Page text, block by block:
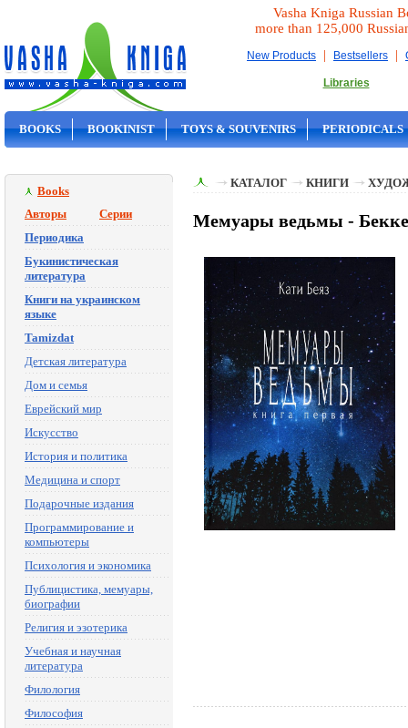
Vasha Kniga Russian
more than 125,000
New Products | Bestsellers |
Libraries
BOOKS BOOKINIST TOYS & SOUVENIRS PERIODICALS
Books
Авторы
Серии
Периодика
Букинистическая
литература
Книги на украинском
языке
Tamizdat
Детская литература
Дом и семья
Еврейский мир
Искусство
История и политика
Медицина и спорт
Подарочные издания
Программирование и
компьютеры
Психология и экономика
Публицистика, мемуары,
биографии
Религия и эзотерика
Учебная и научная
литература
Филология
Философия
КАТАЛОГ КНИГИ
Мемуары ведьмы -